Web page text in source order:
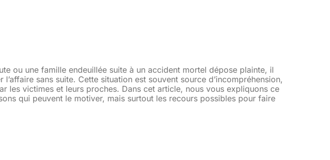
ou une famille endeuillée suite à un accident mortel dépose plainte, il
sans suite. Cette situation est souvent source d’incompréhension,
les victimes et leurs proches. Dans cet article, nous vous expliquons ce
qui peuvent le motiver, mais surtout les recours possibles pour faire